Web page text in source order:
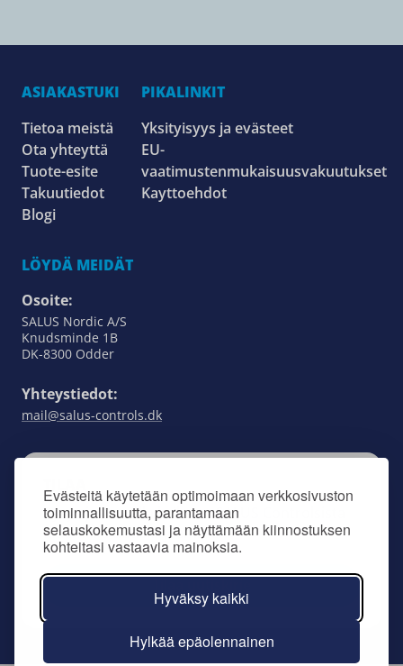
Evästeitä käytetään optimoimaan verkkosivuston
toiminnallisuutta, parantamaan
selauskokemustasi ja näyttämään kiinnostuksen
kohteitasi vastaavia mainoksia.
Hyväksy kaikki
Hylkää epäolennainen
ASIAKASTUKI
Tietoa meistä
Ota yhteyttä
Tuote-esite
Takuutiedot
Blogi
PIKALINKIT
Yksityisyys ja evästeet
EU-
vaatimustenmukaisuusvakuutukset
Kayttoehdot
LÖYDÄ MEIDÄT
Osoite:
SALUS Nordic A/S
Knudsminde 1B
DK-8300 Odder
Yhteystiedot:
mail@salus-controls.dk
Pysy ajan tasalla kaikesta SALUS Controlsista
tilaamalla uutiskirjeemme.